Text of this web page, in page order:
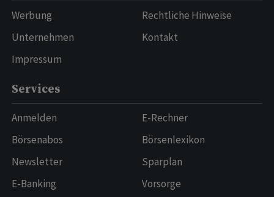
Werbung
Unternehmen
Impressum
Rechtliche Hinweise
Kontakt
Services
Anmelden
Börsenabos
Newsletter
E-Banking
E-Rechner
Börsenlexikon
Sparplan
Vorsorge